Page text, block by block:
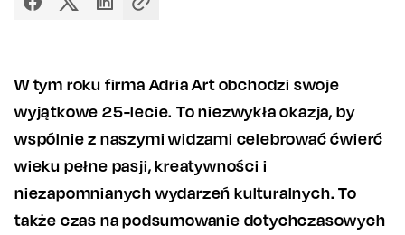
W tym roku firma Adria Art obchodzi swoje
wyjątkowe 25-lecie. To niezwykła okazja, by
wspólnie z naszymi widzami celebrować ćwierć
wieku pełne pasji, kreatywności i
niezapomnianych wydarzeń kulturalnych. To
także czas na podsumowanie dotychczasowych